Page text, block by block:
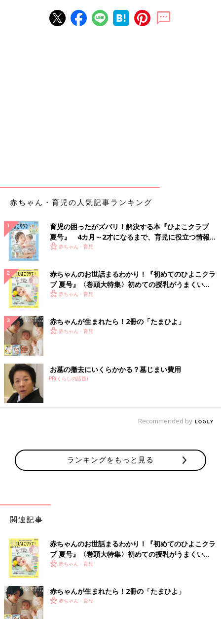
出典：Instagramアカウント「pon2moko2」
ックとグレーのカーディガンを重ね着しているようなデザイン
で、1枚でトレンドコーデが完成するとのこと♪ おなかをチラ見
せする着こなしがおすすめなんだとか◎
初夏まで使える！透かし編みが可愛いカーディガン
出典：Instagramアカウント「mii___rya」
mii___ryaさんがゲットしたのは、モデル「田中里奈」さんとのコ
ラボカーディガン。えりつきの透かし編みデザインが上品で、と
っても可愛いですよね♪ インナーをチェンジすれば、春から初夏
まで使えそう◎
赤ちゃん・育児の人気記事ランキング
育児の困ったがズバリ！解決する本『ひよこクラブ
夏号』 4カ月～2才になるまで、育児に役立つ情報が
いっぱい！
赤ちゃん・育児
赤ちゃんのお世話まるわかり！『初めてのひよこクラ
ブ 夏号』〈巻頭大特集〉初めての授乳がうまくい
く！ おっぱい・ミルクの基本と夏のトラブル 解決テ
赤ちゃん・育児
赤ちゃんが生まれたら！2冊の「たまひよ」
赤ちゃん・育児
お墓の撤去にいくらかかる？墓じまい費用
PR(くらしの話題)
Recommended by
ランキングをもっと見る
関連記事
赤ちゃんのお世話まるわかり！『初めてのひよこクラ
ブ 夏号』〈巻頭大特集〉初めての授乳がうまくい
く！ おっぱい・ミルクの基本と夏のトラブル 解決テ
赤ちゃん・育児
赤ちゃんが生まれたら！2冊の「たまひよ」
赤ちゃん・育児